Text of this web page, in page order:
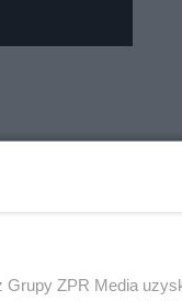
Grupy ZPR Media